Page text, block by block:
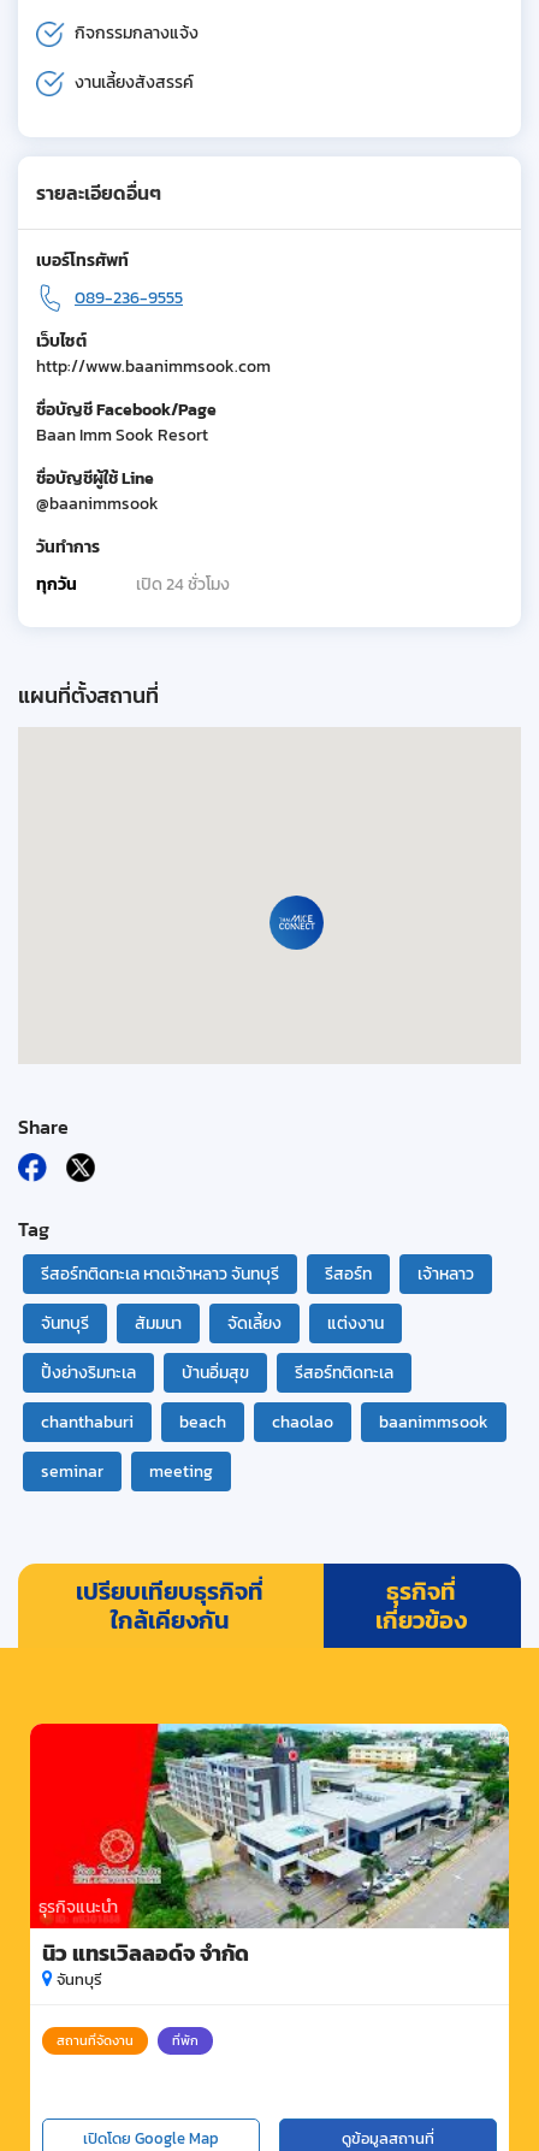
กิจกรรมกลางแจ้ง
งานเลี้ยงสังสรรค์
รายละเอียดอื่นๆ
เบอร์โทรศัพท์
089-236-9555
เว็บไซต์
http://www.baanimmsook.com
ชื่อบัญชี Facebook/Page
Baan Imm Sook Resort
ชื่อบัญชีผู้ใช้ Line
@baanimmsook
วันทำการ
ทุกวัน
เปิด 24 ชั่วโมง
แผนที่ตั้งสถานที่
Share
Tag
รีสอร์ทติดทะเล หาดเจ้าหลาว จันทบุรี รีสอร์ท
เจ้าหลาว
จันทบุรี
สัมมนา จัดเลี้ยง
แต่งงาน
ปิ้งย่างริมทะเล
บ้านอิ่มสุข
รีสอร์ทติดทะเล
chanthaburi
beach chaolao
baanimmsook
seminar
meeting
เปรียบเทียบธุรกิจที่
ใกล้เคียงกัน
ธุรกิจที่
เกี่ยวข้อง
ธุรกิจแนะนำ
นิว แทรเวิลลอด์จ จำกัด
จันทบุรี
สถานที่จัดงาน ที่พัก
เปิดโดย Google Map ดูข้อมูลสถานที่